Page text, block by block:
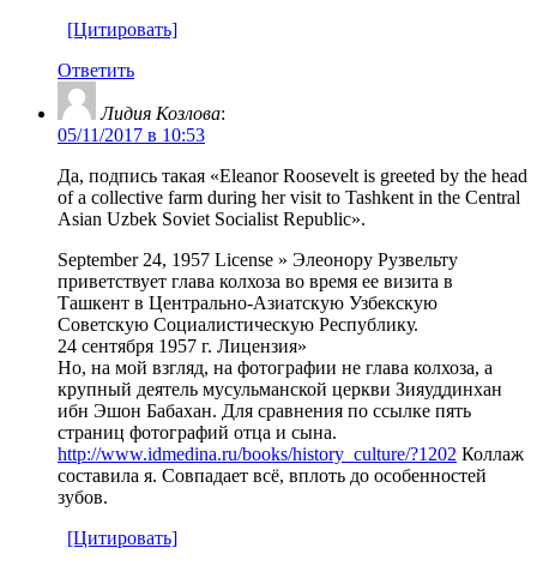
[Цитировать]
Ответить
Лидия Козлова:
05/11/2017 в 10:53
Да, подпись такая «Eleanor Roosevelt is greeted by the head
of a collective farm during her visit to Tashkent in the Central
Asian Uzbek Soviet Socialist Republic».
September 24, 1957 License » Элеонору Рузвельту
приветствует глава колхоза во время ее визита в
Ташкент в Центрально-Азиатскую Узбекскую
Советскую Социалистическую Республику.
24 сентября 1957 г. Лицензия»
Но, на мой взгляд, на фотографии не глава колхоза, а
крупный деятель мусульманской церкви Зияуддинхан
ибн Эшон Бабахан. Для сравнения по ссылке пять
страниц фотографий отца и сына.
http://www.idmedina.ru/books/history_culture/?1202 Коллаж
составила я. Совпадает всё, вплоть до особенностей
зубов.
[Цитировать]